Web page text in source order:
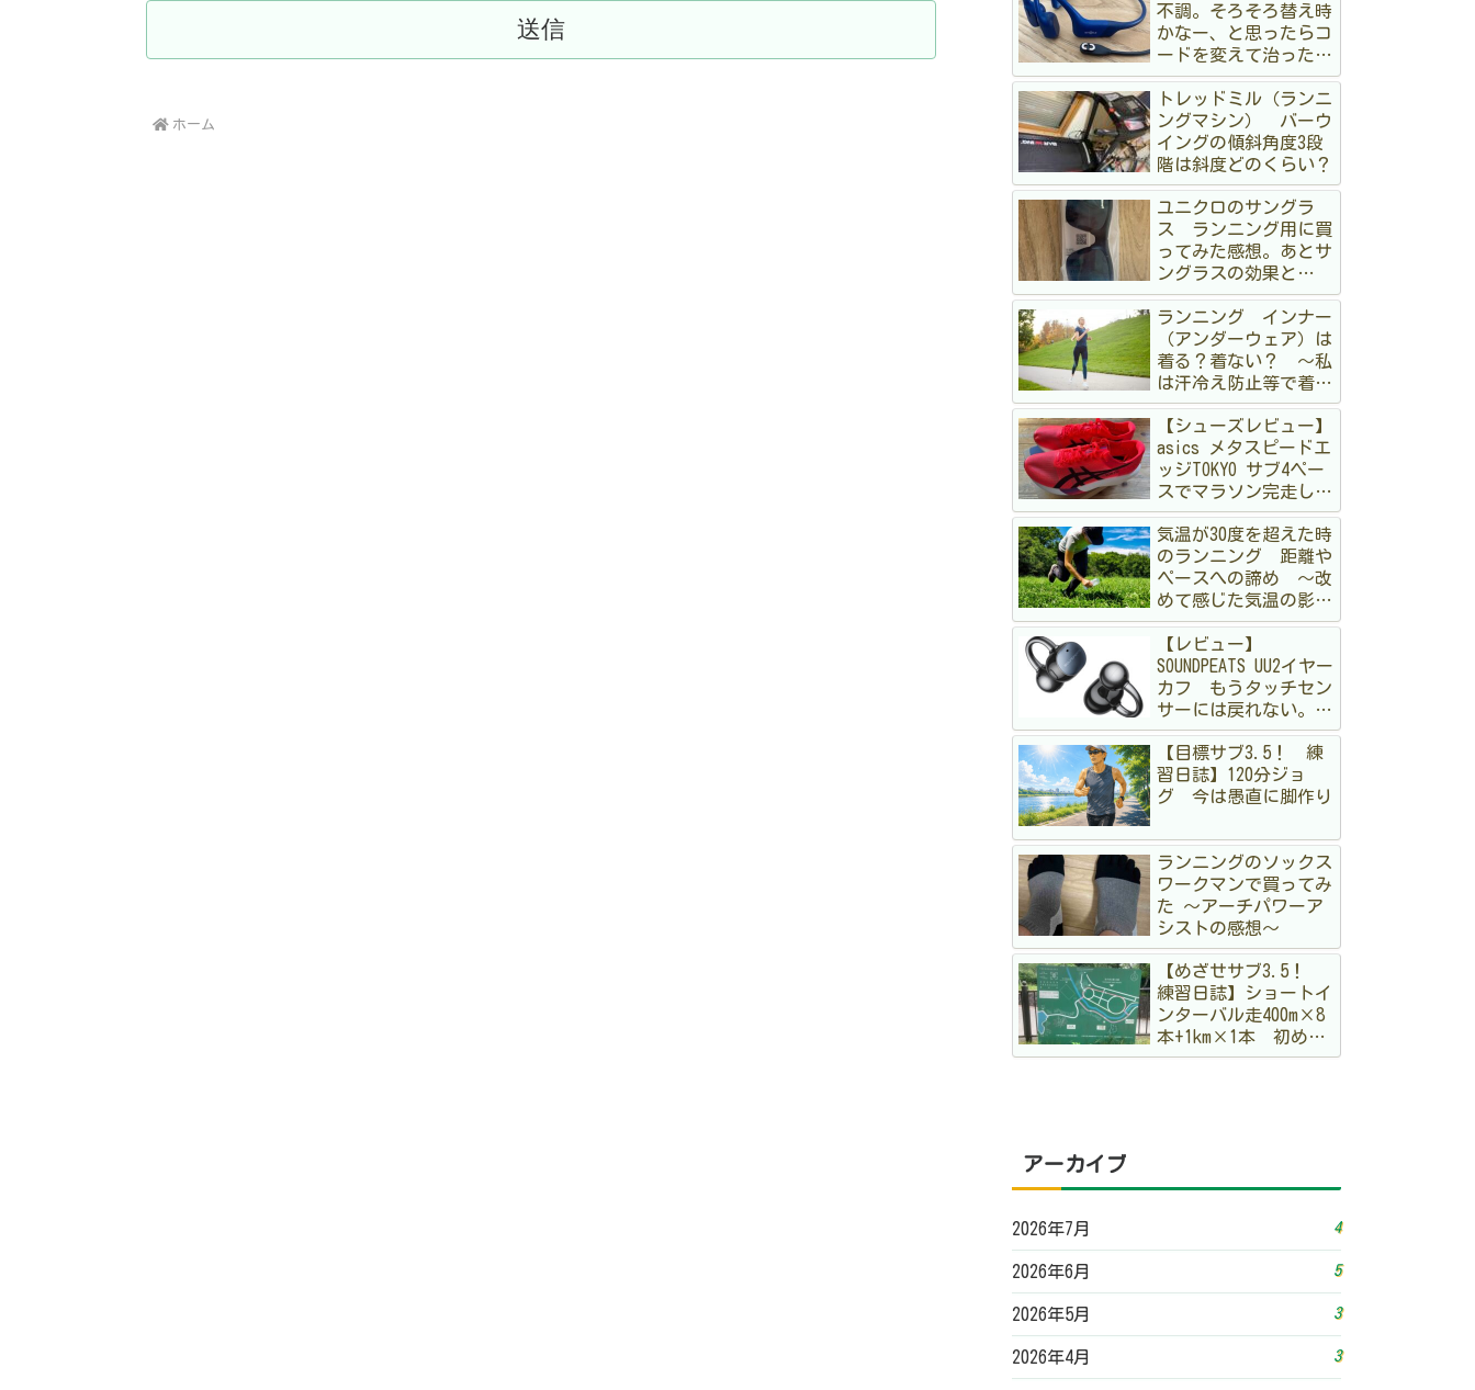
ホーム
不調。そろそろ替え時
かなー、と思ったらコ
ードを変えて治ったハ
ナシ
トレッドミル（ランニ
ングマシン） バーウ
イングの傾斜角度3段
階は斜度どのくらい？
ユニクロのサングラ
ス ランニング用に買
ってみた感想。あとサ
ングラスの効果と
か 〜オークリーも持
ってるけど〜
ランニング インナー
（アンダーウェア）は
着る？着ない？ 〜私
は汗冷え防止等で着る
派です〜
【シューズレビュー】
asics メタスピードエ
ッジTOKYO サブ4ペー
スでマラソン完走して
みた
気温が30度を超えた時
のランニング 距離や
ペースへの諦め 〜改
めて感じた気温の影
響〜
【レビュー】
SOUNDPEATS UU2イヤー
カフ もうタッチセン
サーには戻れない。走
る私が「物理ボタン」
に狂喜乱舞した理由
【目標サブ3.5！ 練
習日誌】120分ジョ
グ 今は愚直に脚作り
ランニングのソックス
ワークマンで買ってみ
た 〜アーチパワーア
シストの感想〜
【めざせサブ3.5！
練習日誌】ショートイ
ンターバル走400m×8
本+1km×1本 初めて
のメニュー。まだ手探
アーカイブ
2026年7月 4
2026年6月 5
2026年5月 3
2026年4月 3